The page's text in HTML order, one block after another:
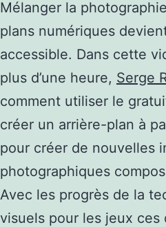
Mélanger la
plans numériques
accessible. Dans cette
plus d’une heure, Serge
comment utiliser le
créer un arrière-plan à
pour créer de nouvelles
photographiques
Avec les progrès de la
visuels pour les jeux ces